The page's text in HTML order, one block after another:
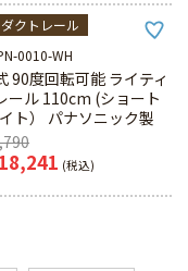
クトレール
0010-WH
90度回転可能 ライティ
ール 110cm (ショート
ト） パナソニック製
18,241 税込